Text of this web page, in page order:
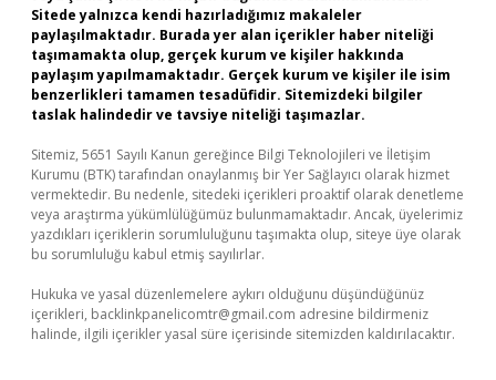
Sitede yalnızca kendi hazırladığımız makaleler
paylaşılmaktadır. Burada yer alan içerikler haber niteliği
taşımamakta olup, gerçek kurum ve kişiler hakkında
paylaşım yapılmamaktadır. Gerçek kurum ve kişiler ile isim
benzerlikleri tamamen tesadüfidir. Sitemizdeki bilgiler
taslak halindedir ve tavsiye niteliği taşımazlar.
Sitemiz, 5651 Sayılı Kanun gereğince Bilgi Teknolojileri ve İletişim
Kurumu (BTK) tarafından onaylanmış bir Yer Sağlayıcı olarak hizmet
vermektedir. Bu nedenle, sitedeki içerikleri proaktif olarak denetleme
veya araştırma yükümlülüğümüz bulunmamaktadır. Ancak, üyelerimiz
yazdıkları içeriklerin sorumluluğunu taşımakta olup, siteye üye olarak
bu sorumluluğu kabul etmiş sayılırlar.
Hukuka ve yasal düzenlemelere aykırı olduğunu düşündüğünüz
içerikleri, backlinkpanelicomtr@gmail.com adresine bildirmeniz
halinde, ilgili içerikler yasal süre içerisinde sitemizden kaldırılacaktır.